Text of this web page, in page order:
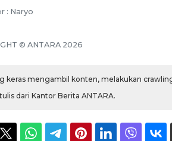
: Naryo
© ANTARA 2026
keras mengambil konten, melakukan
dari Kantor Berita ANTARA.